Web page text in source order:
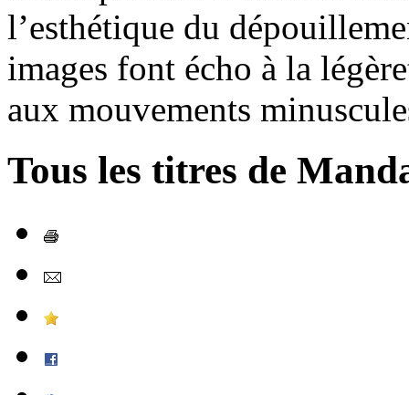
l’esthétique du
images font écho à la
aux mouvements
Tous les titres de